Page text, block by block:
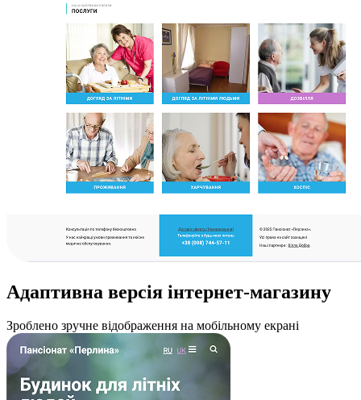
Адаптивна версія інтернет-магазину
Зроблено зручне відображення на мобільному екрані